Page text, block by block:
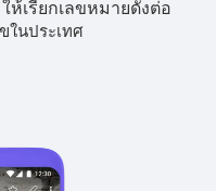
ห้เรียกเลขหมายดังต่อ
ในประเทศ